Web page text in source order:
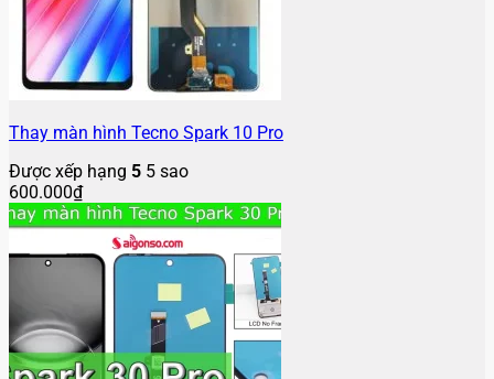
Thay màn hình Tecno Spark 10 Pro
Được xếp hạng 5 5 sao
600.000₫